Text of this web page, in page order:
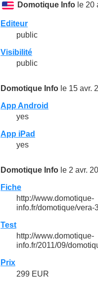
Domotique Info le 20
Editeur
public
Visibilité
public
Domotique Info le 15 avr.
App Android
yes
App iPad
yes
Domotique Info le 2 avr.
Fiche
http://www.domotique-
info.fr/domotique/vera-
Test
http://www.domotique-
info.fr/2011/09/
Prix
299 EUR